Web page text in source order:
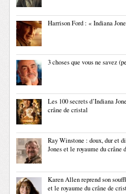
Harrison Ford : « Indiana
3 choses que vous ne savez
Les 100 secrets d’Indiana
crâne de cristal
Ray Winstone : doux, dur et
Jones et le royaume du crâne
Karen Allen reprend son
et le royaume du crâne de